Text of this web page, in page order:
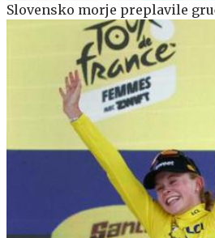
Slovensko morje preplavile